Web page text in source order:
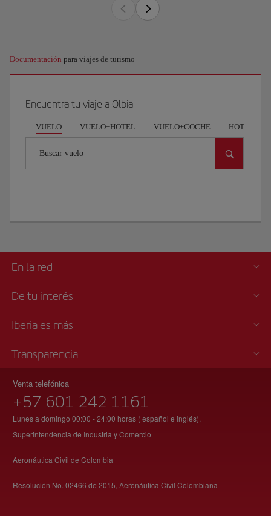
Documentación para viajes de turismo
Encuentra tu viaje a Olbia
VUELO VUELO+HOTEL VUELO+COCHE HOTEL
Buscar vuelo
En la red
De tu interés
Iberia es más
Transparencia
Venta telefónica
+57 601 242 1161
Lunes a domingo 00:00 - 24:00 horas ( español e inglés).
Superintendencia de Industria y Comercio
Aeronáutica Civil de Colombia
Resolución No. 02466 de 2015, Aeronáutica Civil Colombiana